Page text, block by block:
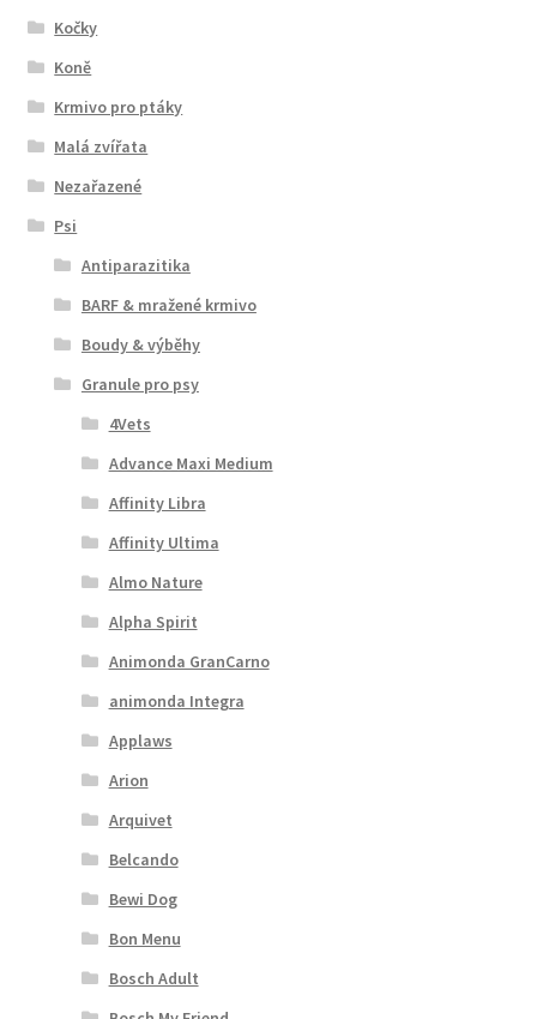
Kočky
Koně
Krmivo pro ptáky
Malá zvířata
Nezařazené
Psi
Antiparazitika
BARF & mražené krmivo
Boudy & výběhy
Granule pro psy
4Vets
Advance Maxi Medium
Affinity Libra
Affinity Ultima
Almo Nature
Alpha Spirit
Animonda GranCarno
animonda Integra
Applaws
Arion
Arquivet
Belcando
Bewi Dog
Bon Menu
Bosch Adult